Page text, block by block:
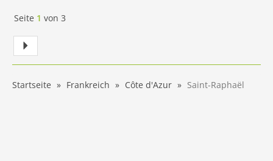
Seite 1 von 3
Startseite Frankreich Côte d'Azur Saint-Raphaël